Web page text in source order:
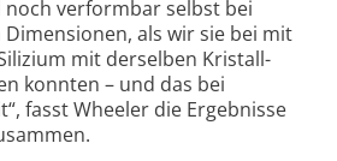
noch verformbar selbst bei
als wir sie bei mit
mit derselben Kristall­
konnten – und das bei
fasst Wheeler die Ergebnisse